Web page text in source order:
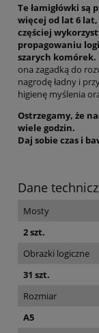
Te łamigłówki są
więcej od lat 6 lat,
częściej
propagowaniu
szarych komórek.
ona zagadką do
nagrodę ładny i
higienę myślenia
Ostrzegamy, że
wiele godzin.
Daj sobie czas i
Dane
Mosty
2 szt.
Obrazki logiczne
31 szt.
Rozmiar
A5